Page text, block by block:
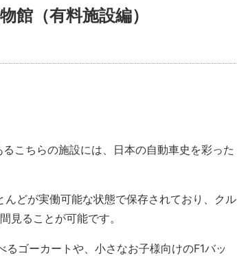
館（有料施設編）
こちらの施設には、日本の自動車史を彩った
どが実働可能な状態で保存されており、クル
見ることが可能です。
ゴーカートや、小さなお子様向けのF1バッ